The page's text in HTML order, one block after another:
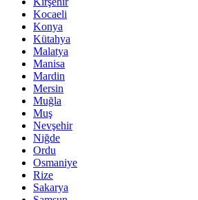
Kocaeli
Konya
Kütahya
Malatya
Manisa
Mardin
Mersin
Muğla
Muş
Nevşehir
Niğde
Ordu
Osmaniye
Rize
Sakarya